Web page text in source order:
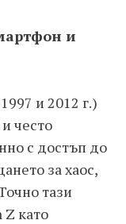
и
и 2012 г.)
често
с достъп до
за хаос,
тази
Z като